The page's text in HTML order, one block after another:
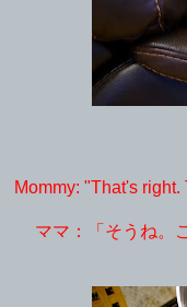
Mommy: "That's
ママ：「そうね。